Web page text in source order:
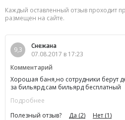
Каждый оставленный отзыв проходит
размещен на сайте.
9,3
Снежана
07.08.2017 в 17:23
Комментарий
Хорошая баня,но сотрудники берут
за бильярд,сам бильярд бесплатный
Подробнее
Полезный отзыв?
Да (2) Нет (1)